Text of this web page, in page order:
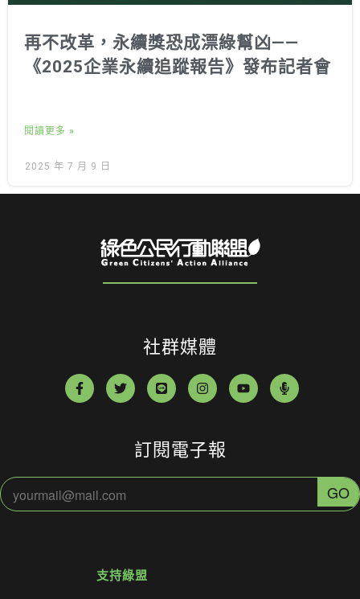
再不改革，永續獎恐成漂綠幫凶——
《2025企業永續追蹤報告》發布記者會
閱讀更多 »
2025 年 7 月 9 日
社群媒體
訂閱電子報
支持綠盟